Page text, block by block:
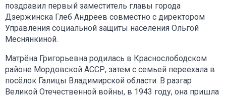
поздравил первый заместитель главы города
Дзержинска Глеб Андреев совместно с директором
Управления социальной защиты населения Ольгой
Меснянкиной.
Матрёна Григорьевна родилась в Краснослободском
районе Мордовской АССР, затем с семьей переехала в
посёлок Галицы Владимирской области. В разгар
Великой Отечественной войны, в 1943 году, она пришла